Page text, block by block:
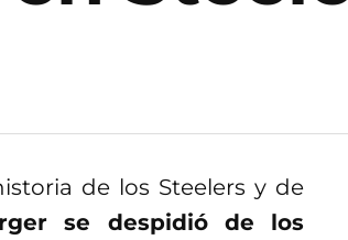
de los Steelers y de
se despidió de los